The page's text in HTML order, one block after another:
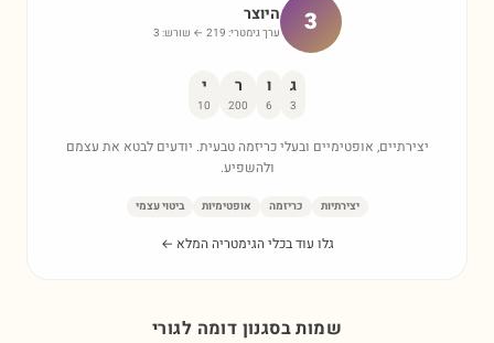
3 היוצר
ערך גימטרי: 219 ← שורש: 3
ג
3
ו
6
ר
200
י
10
יצירתיים, אופטימיים ובעלי כריזמה טבעית. יודעים לבטא את עצמם
ולהשפיע.
יצירתיות כריזמה אופטימיות ביטוי עצמי
גלו עוד בכלי הגימטריה המלא ←
שמות בסגנון דומה לגורי